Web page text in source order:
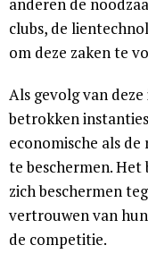
clubs, de
om deze zaken te
Als gevolg van
betrokken
economische als
te beschermen.
zich beschermen
vertrouwen van
de competitie.